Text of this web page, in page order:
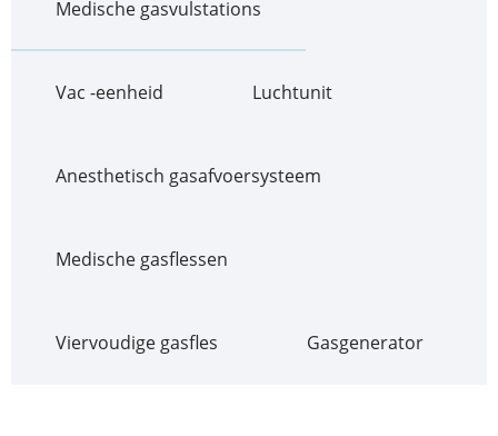
Medische gasvulstations
Vac -eenheid Luchtunit
Anesthetisch gasafvoersysteem
Medische gasflessen
Viervoudige gasfles Gasgenerator